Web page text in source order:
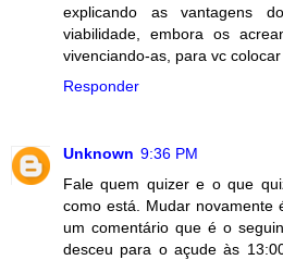
explicando as vantagens
viabilidade, embora os
vivenciando-as, para vc colocar
Responder
Unknown 9:36 PM
Fale quem quizer e o que
como está. Mudar novamente
um comentário que é o
desceu para o açude às